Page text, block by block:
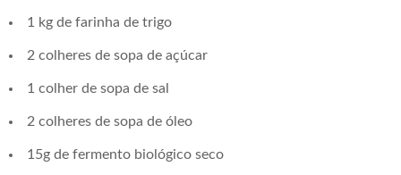
1 kg de farinha de trigo
2 colheres de sopa de açúcar
1 colher de sopa de sal
2 colheres de sopa de óleo
15g de fermento biológico seco